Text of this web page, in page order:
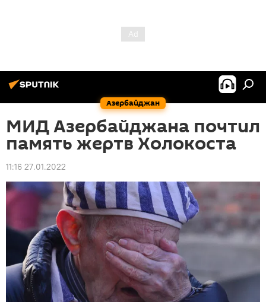
Азербайджан
МИД Азербайджана почтил
память жертв Холокоста
11:16 27.01.2022